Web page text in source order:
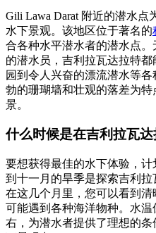
Gili Lawa Darat 附近的潜水
水下景观。该地区位于著名的
合各种水平潜水者的潜水点
的潜水员，吉利拉瓦达拉特
园到令人兴奋的漂流潜水等
勃的珊瑚墙和壮观的落差为
景。
什么时候是在吉利拉瓦
要想获得最佳的水下体验，
到十一月的旱季是探索吉利拉
在这几个月里，您可以看到
可能遇到各种海洋物种。水温
右，为潜水者提供了理想的